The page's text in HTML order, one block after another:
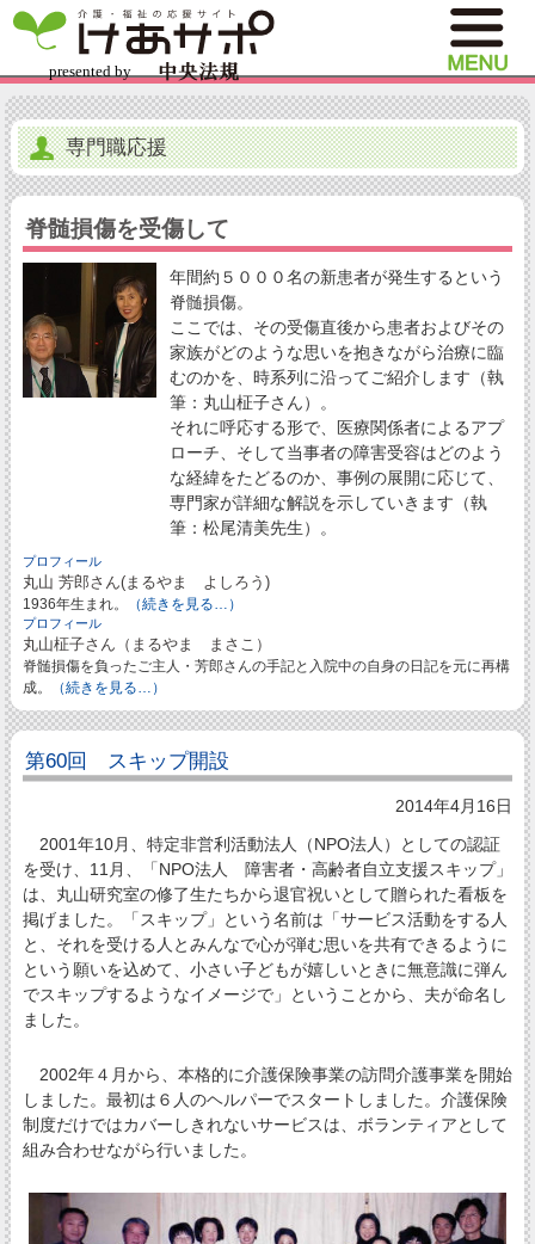
専門職応援
脊髄損傷を受傷して
年間約５０００名の新患者が発生するという
脊髄損傷。
ここでは、その受傷直後から患者およびその
家族がどのような思いを抱きながら治療に臨
むのかを、時系列に沿ってご紹介します（執
筆：丸山柾子さん）。
それに呼応する形で、医療関係者によるアプ
ローチ、そして当事者の障害受容はどのよう
な経緯をたどるのか、事例の展開に応じて、
専門家が詳細な解説を示していきます（執
筆：松尾清美先生）。
プロフィール
丸山 芳郎さん(まるやま よしろう)
1936年生まれ。 （続きを見る…）
プロフィール
丸山柾子さん（まるやま まさこ）
脊髄損傷を負ったご主人・芳郎さんの手記と入院中の自身の日記を元に再構
成。
（続きを見る…）
第60回 スキップ開設
2014年4月16日
2001年10月、特定非営利活動法人（NPO法人）としての認証
を受け、11月、「NPO法人 障害者・高齢者自立支援スキップ」
は、丸山研究室の修了生たちから退官祝いとして贈られた看板を
掲げました。「スキップ」という名前は「サービス活動をする人
と、それを受ける人とみんなで心が弾む思いを共有できるように
という願いを込めて、小さい子どもが嬉しいときに無意識に弾ん
でスキップするようなイメージで」ということから、夫が命名し
ました。
2002年４月から、本格的に介護保険事業の訪問介護事業を開始
しました。最初は６人のヘルパーでスタートしました。介護保険
制度だけではカバーしきれないサービスは、ボランティアとして
組み合わせながら行いました。